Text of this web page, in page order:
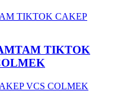
TIKTOK